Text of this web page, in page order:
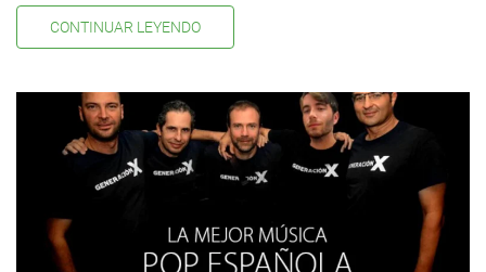
CONTINUAR LEYENDO